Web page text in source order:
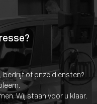
bedrijf of onze diensten?
Wij staan voor u klaar.